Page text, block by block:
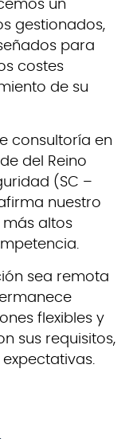
un
gestionados,
para
costes
de su
consultoría en
del Reino
(SC –
nuestro
altos
sea remota
flexibles y
sus requisitos,